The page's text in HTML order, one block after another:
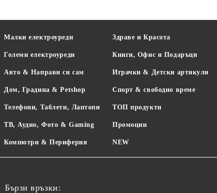
Малки електроуреди
Големи електроуреди
Авто & Направи си сам
Дом, Градина & Petshop
Телефони, Таблети, Лаптопи
ТВ, Аудио, Фото & Gaming
Компютри & Периферия
Здраве и Красота
Книги, Офис и Подаръци
Играчки & Детски артикули
Спорт & свободно време
ТОП продукти
Промоции
NEW
Бързи връзки: